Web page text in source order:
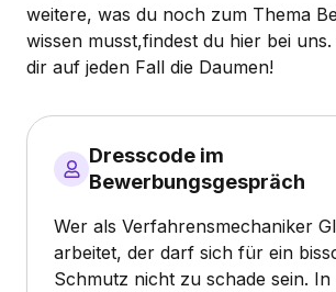
weitere, was du noch zum Thema
wissen musst,findest du hier bei
dir auf jeden Fall die Daumen!
Dresscode im
Bewerbungsgespräch
Wer als Verfahrensmechaniker
arbeitet, der darf sich für ein
Schmutz nicht zu schade sein. In